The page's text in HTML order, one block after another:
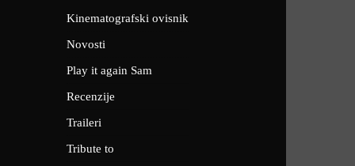
Kinematografski ovisnik
Novosti
Play it again Sam
Recenzije
Traileri
Tribute to